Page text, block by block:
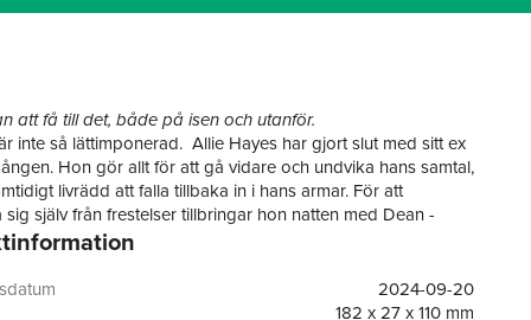
att få till det, både på isen och utanför.
inte så lättimponerad. Allie Hayes har gjort slut med sitt ex
Hon gör allt för att gå vidare och undvika hans samtal,
livrädd att falla tillbaka in i hans armar. För att
sig själv från frestelser tillbringar hon natten med Dean -
mästare av engångsligg.
relationer och träffar aldrig en tjej fler än en gång. Men när
upp efter natten med Allie inser han att han äntligen mött
2024-09-20
182 x 27 x 110 mm